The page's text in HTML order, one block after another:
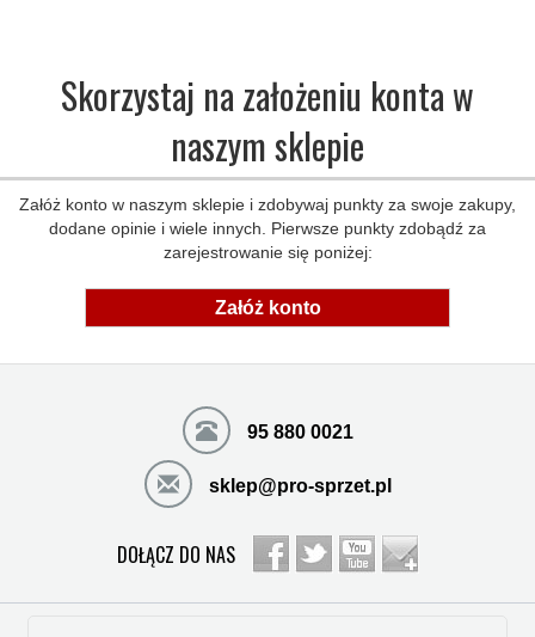
Skorzystaj na założeniu konta w
naszym sklepie
Załóż konto w naszym sklepie i zdobywaj punkty za swoje zakupy,
dodane opinie i wiele innych. Pierwsze punkty zdobądź za
zarejestrowanie się poniżej:
Załóż konto
95 880 0021
sklep@pro-sprzet.pl
DOŁĄCZ DO NAS